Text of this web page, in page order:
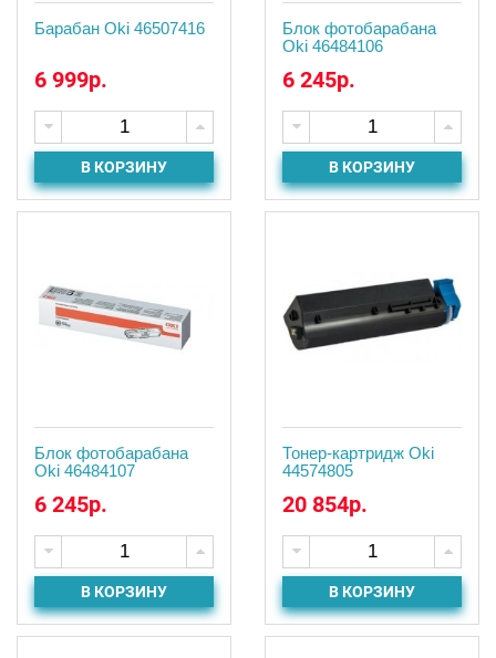
Барабан Oki 46507416
6 999р.
В КОРЗИНУ
Блок фотобарабана
Oki 46484106
6 245р.
В КОРЗИНУ
Блок фотобарабана
Oki 46484107
6 245р.
В КОРЗИНУ
Тонер-картридж Oki
44574805
20 854р.
В КОРЗИНУ